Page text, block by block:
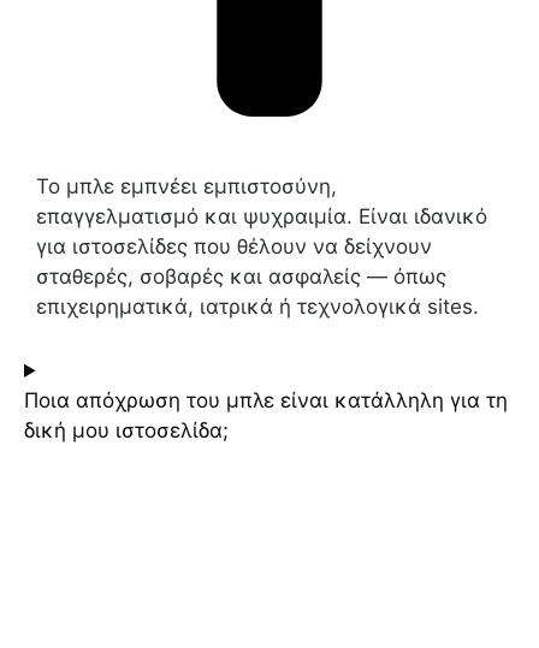
Το μπλε εμπνέει εμπιστοσύνη,
επαγγελματισμό και ψυχραιμία. Είναι ιδανικό
για ιστοσελίδες που θέλουν να δείχνουν
σταθερές, σοβαρές και ασφαλείς — όπως
επιχειρηματικά, ιατρικά ή τεχνολογικά sites.
Ποια απόχρωση του μπλε είναι κατάλληλη για τη
δική μου ιστοσελίδα;